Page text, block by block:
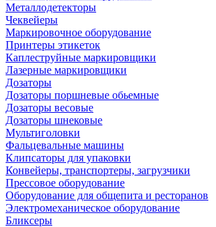
Металлодетекторы
Чеквейеры
Маркировочное оборудование
Принтеры этикеток
Каплеструйные маркировщики
Лазерные маркировщики
Дозаторы
Дозаторы поршневые обьемные
Дозаторы весовые
Дозаторы шнековые
Мультиголовки
Фальцевальные машины
Клипсаторы для упаковки
Конвейеры, транспортеры, загрузчики
Прессовое оборудование
Оборудование для общепита и ресторанов
Электромеханическое оборудование
Бликсеры